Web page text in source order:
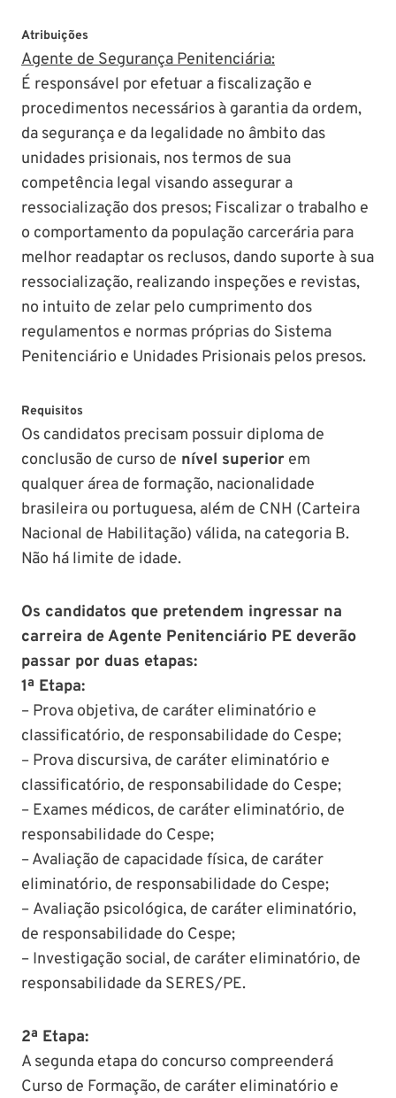
Atribuições
Agente de Segurança Penitenciária:
É responsável por efetuar a fiscalização e
procedimentos necessários à garantia da ordem,
da segurança e da legalidade no âmbito das
unidades prisionais, nos termos de sua
competência legal visando assegurar a
ressocialização dos presos; Fiscalizar o trabalho e
o comportamento da população carcerária para
melhor readaptar os reclusos, dando suporte à sua
ressocialização, realizando inspeções e revistas,
no intuito de zelar pelo cumprimento dos
regulamentos e normas próprias do Sistema
Penitenciário e Unidades Prisionais pelos presos.
Requisitos
Os candidatos precisam possuir diploma de
conclusão de curso de nível superior em
qualquer área de formação, nacionalidade
brasileira ou portuguesa, além de CNH (Carteira
Nacional de Habilitação) válida, na categoria B.
Não há limite de idade.
Os candidatos que pretendem ingressar na
carreira de Agente Penitenciário PE deverão
passar por duas etapas:
1ª Etapa:
– Prova objetiva, de caráter eliminatório e
classificatório, de responsabilidade do Cespe;
– Prova discursiva, de caráter eliminatório e
classificatório, de responsabilidade do Cespe;
– Exames médicos, de caráter eliminatório, de
responsabilidade do Cespe;
– Avaliação de capacidade física, de caráter
eliminatório, de responsabilidade do Cespe;
– Avaliação psicológica, de caráter eliminatório,
de responsabilidade do Cespe;
– Investigação social, de caráter eliminatório, de
responsabilidade da SERES/PE.
2ª Etapa:
A segunda etapa do concurso compreenderá
Curso de Formação, de caráter eliminatório e